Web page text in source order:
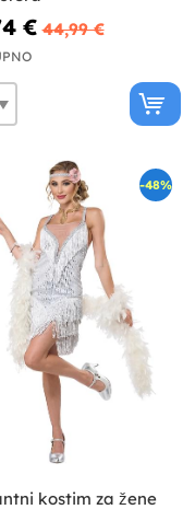
€ 44,99 €
-48%
kostim za žene